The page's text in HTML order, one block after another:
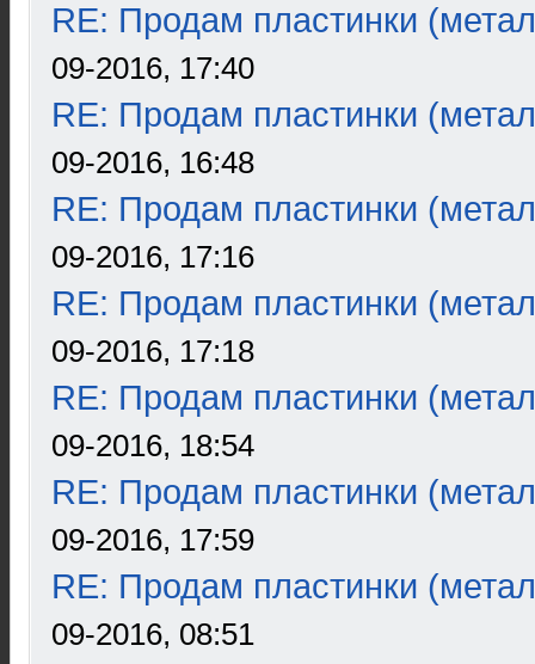
RE: Продам пластинки
09-2016, 17:40
RE: Продам пластинки
09-2016, 16:48
RE: Продам пластинки
09-2016, 17:16
RE: Продам пластинки
09-2016, 17:18
RE: Продам пластинки
09-2016, 18:54
RE: Продам пластинки
09-2016, 17:59
RE: Продам пластинки
09-2016, 08:51